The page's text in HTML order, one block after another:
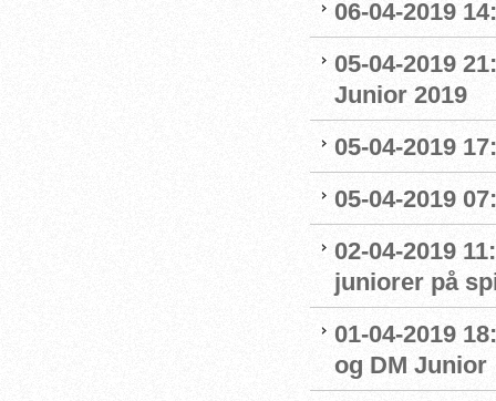
06-04-2019
05-04-2019
Junior 2019
05-04-2019
05-04-2019
02-04-2019
juniorer på
01-04-2019
og DM Junior